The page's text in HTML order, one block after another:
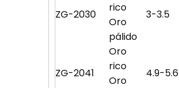
ZG-2030
rico
3-3.5
Oro
pálido
ZG-2041
Oro
rico
4.9-5.6
Oro